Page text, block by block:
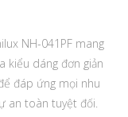
NH-041PF mang
kiểu dáng đơn giản
đáp ứng mọi nhu
an toàn tuyệt đối.